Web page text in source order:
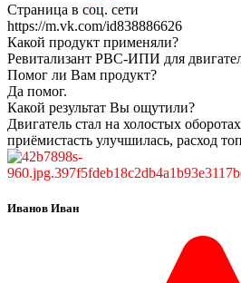
Страница в соц. сети
https://m.vk.com/id838886626
Какой продукт применяли?
Ревитализант РВС-ИПИ для
Помог ли Вам продукт?
Да помог.
Какой результат Вы ощутили?
Двигатель стал на холостых
приёмистасть улучшилась, расход
Иванов Иван